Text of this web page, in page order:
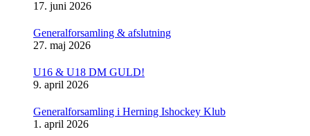
17. juni 2026
Generalforsamling & afslutning
27. maj 2026
U16 & U18 DM GULD!
9. april 2026
Generalforsamling i Herning Ishockey Klub
1. april 2026